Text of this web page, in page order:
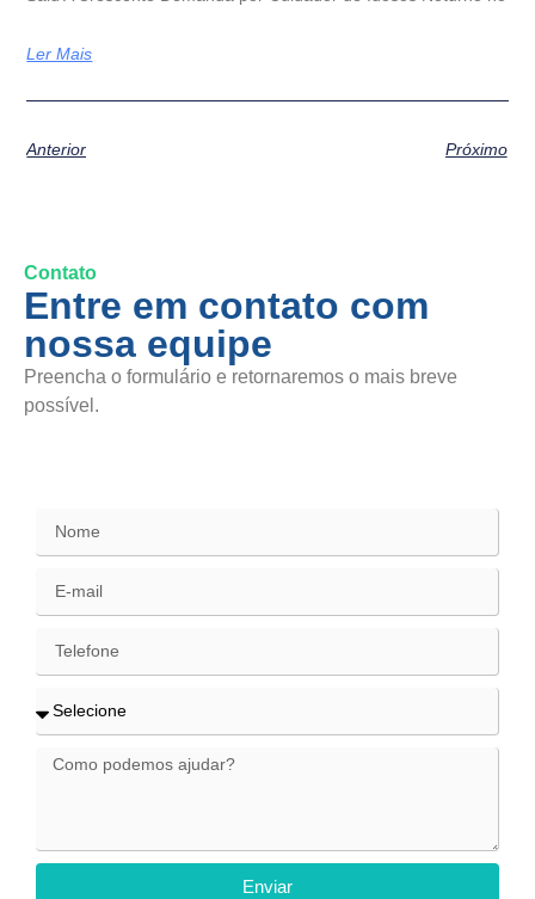
Ler Mais
Anterior Próximo
Contato
Entre em contato com
nossa equipe
Preencha o formulário e retornaremos o mais breve
possível.
Enviar